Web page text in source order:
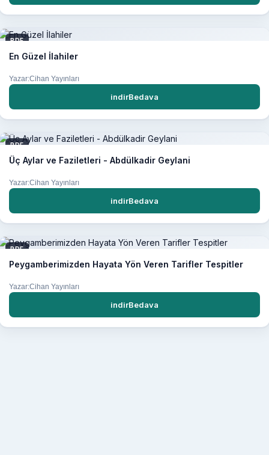
PDF
En Güzel İlahiler
Yazar:Cihan Yayınları
indirBedava
PDF
Üç Aylar ve Faziletleri - Abdülkadir Geylani
Yazar:Cihan Yayınları
indirBedava
PDF
Peygamberimizden Hayata Yön Veren Tarifler Tespitler
Yazar:Cihan Yayınları
indirBedava